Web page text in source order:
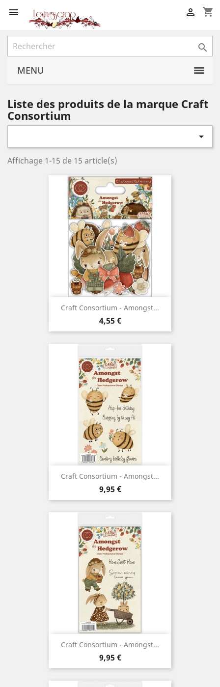
 shopping_cart


MENU
Liste des produits de la marque Craft
Consortium

Affichage 1-15 de 15 article(s)
Craft Consortium - Amongst...
Prix
4,55 €
Craft Consortium - Amongst...
Prix
9,95 €
Craft Consortium - Amongst...
Prix
9,95 €